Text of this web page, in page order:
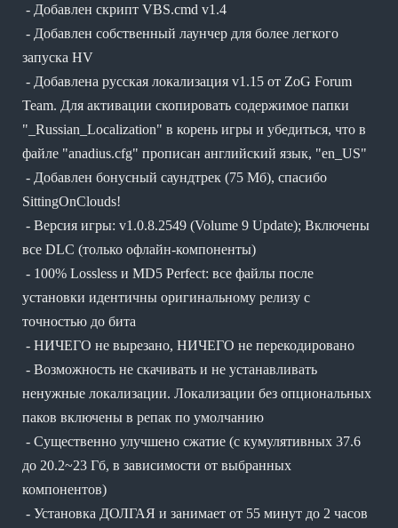
- Добавлен скрипт VBS.cmd v1.4
- Добавлен собственный лаунчер для более легкого
запуска HV
- Добавлена русская локализация v1.15 от ZoG Forum
Team. Для активации скопировать содержимое папки
"_Russian_Localization" в корень игры и убедиться, что в
файле "anadius.cfg" прописан английский язык, "en_US"
- Добавлен бонусный саундтрек (75 Мб), спасибо
SittingOnClouds!
- Версия игры: v1.0.8.2549 (Volume 9 Update); Включены
все DLC (только офлайн-компоненты)
- 100% Lossless и MD5 Perfect: все файлы после
установки идентичны оригинальному релизу с
точностью до бита
- НИЧЕГО не вырезано, НИЧЕГО не перекодировано
- Возможность не скачивать и не устанавливать
ненужные локализации. Локализации без опциональных
паков включены в репак по умолчанию
- Существенно улучшено сжатие (с кумулятивных 37.6
до 20.2~23 Гб, в зависимости от выбранных
компонентов)
- Установка ДОЛГАЯ и занимает от 55 минут до 2 часов